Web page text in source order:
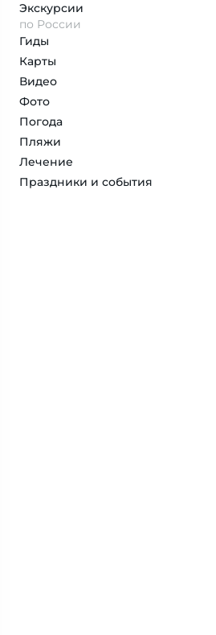
Экскурсии
по России
Гиды
Карты
Видео
Фото
Погода
Пляжи
Лечение
Праздники и события